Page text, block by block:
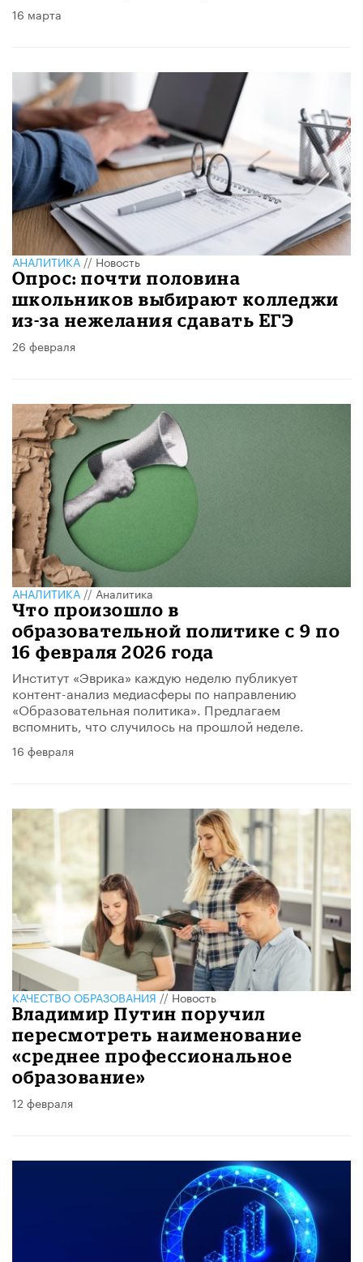
16 марта
АНАЛИТИКА//Новость
Опрос: почти половина
школьников выбирают колледжи
из-за нежелания сдавать ЕГЭ
26 февраля
АНАЛИТИКА//Аналитика
Что произошло в
образовательной политике с 9 по
16 февраля 2026 года
Институт «Эврика» каждую неделю публикует
контент-анализ медиасферы по направлению
«Образовательная политика». Предлагаем
вспомнить, что случилось на прошлой неделе.
16 февраля
КАЧЕСТВО ОБРАЗОВАНИЯ//Новость
Владимир Путин поручил
пересмотреть наименование
«среднее профессиональное
образование»
12 февраля